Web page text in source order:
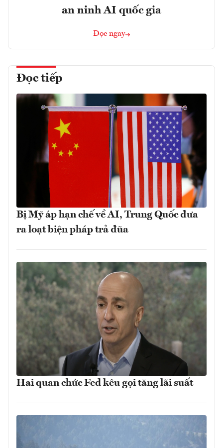
an ninh AI quốc gia
Đọc ngay
Đọc tiếp
Bị Mỹ áp hạn chế về AI, Trung Quốc đưa
ra loạt biện pháp trả đũa
Hai quan chức Fed kêu gọi tăng lãi suất